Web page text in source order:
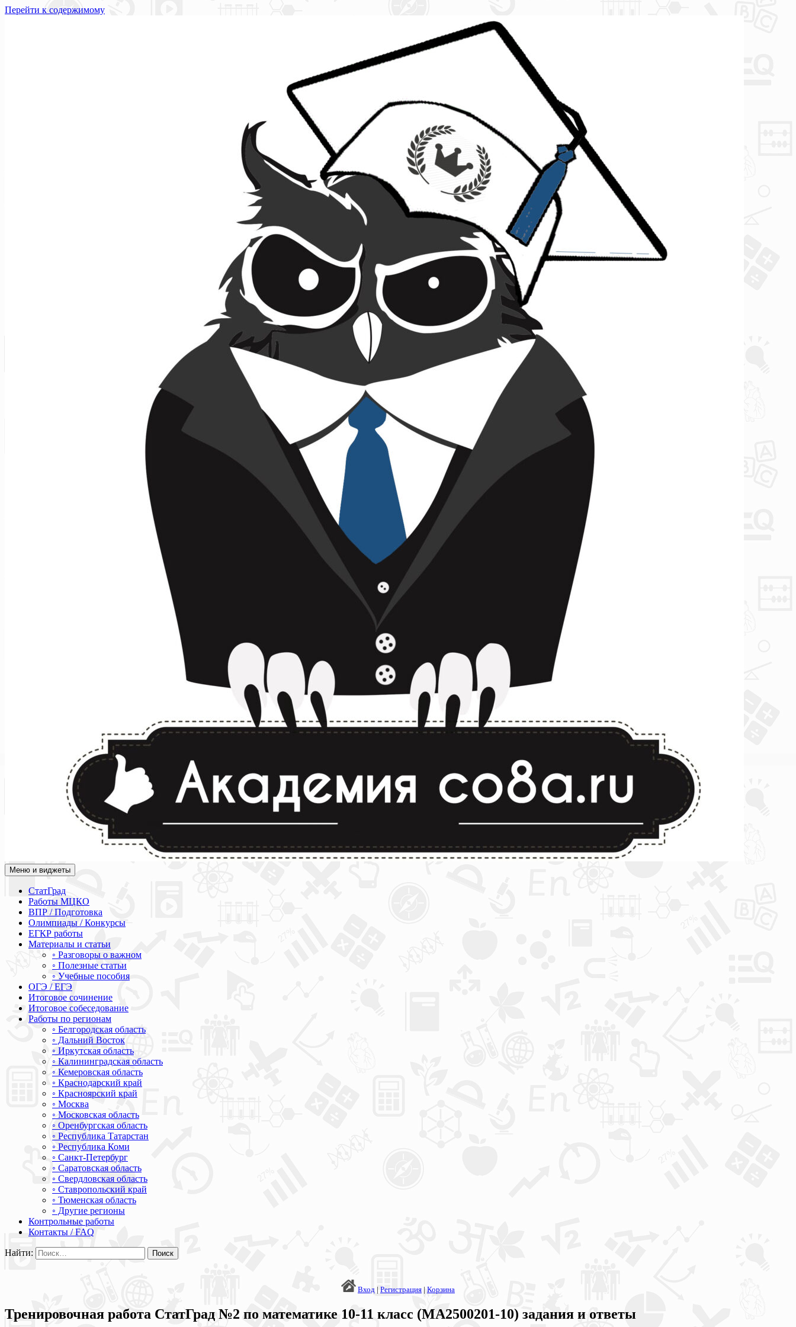
Перейти к содержимому
Академия СОВА
Подготовка к ЕГЭ, ОГЭ, ВПР, МЦКО, СтатГрад, КДР, ВОШ, олимпиады и конкурсы
Меню и виджеты
СтатГрад
Работы МЦКО
ВПР / Подготовка
Олимпиады / Конкурсы
ЕГКР работы
Материалы и статьи
◦ Разговоры о важном
◦ Полезные статьи
◦ Учебные пособия
ОГЭ / ЕГЭ
Итоговое сочинение
Итоговое собеседование
Работы по регионам
◦ Белгородская область
◦ Дальний Восток
◦ Иркутская область
◦ Калининградская область
◦ Кемеровская область
◦ Краснодарский край
◦ Красноярский край
◦ Москва
◦ Московская область
◦ Оренбургская область
◦ Республика Татарстан
◦ Республика Коми
◦ Санкт-Петербург
◦ Саратовская область
◦ Свердловская область
◦ Ставропольский край
◦ Тюменская область
◦ Другие регионы
Контрольные работы
Контакты / FAQ
Найти:
Вход | Регистрация | Корзина
Тренировочная работа СтатГрад №2 по математике 10-11 класс (МА2500201-10) задания и ответы